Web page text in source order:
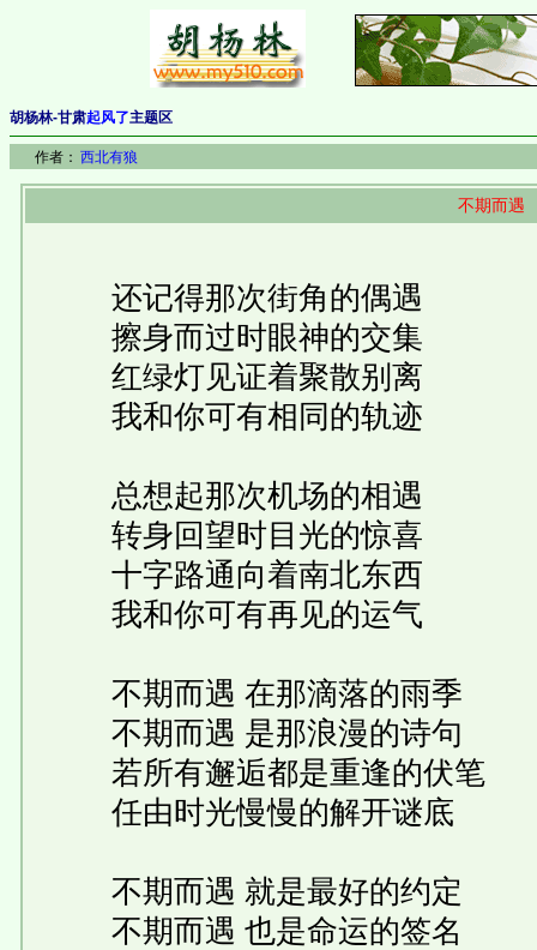
胡杨林-甘肃起风了主题区
作者： 西北有狼
不期而遇
还记得那次街角的偶遇
擦身而过时眼神的交集
红绿灯见证着聚散别离
我和你可有相同的轨迹
总想起那次机场的相遇
转身回望时目光的惊喜
十字路通向着南北东西
我和你可有再见的运气
不期而遇 在那滴落的雨季
不期而遇 是那浪漫的诗句
若所有邂逅都是重逢的伏笔
任由时光慢慢的解开谜底
不期而遇 就是最好的约定
不期而遇 也是命运的签名